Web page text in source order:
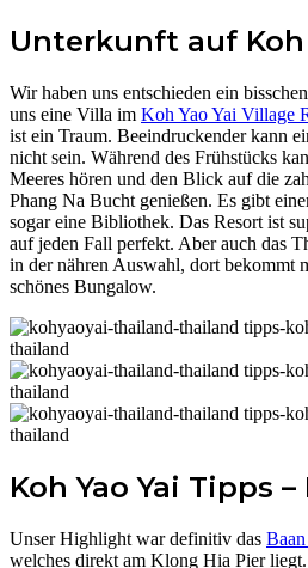
Unterkunft auf Koh
Wir haben uns entschieden ein
uns eine Villa im Koh Yao Yai Village
ist ein Traum. Beeindruckender kann
nicht sein. Während des Frühstücks
Meeres hören und den Blick auf die
Phang Na Bucht genießen. Es gibt
sogar eine Bibliothek. Das Resort ist
auf jeden Fall perfekt. Aber auch das
in der nähren Auswahl, dort bekommt
schönes Bungalow.
Koh Yao Yai Tipps –
Unser Highlight war definitiv das
welches direkt am Klong Hia Pier